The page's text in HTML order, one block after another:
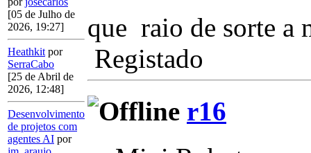
[05 de Julho de
2026, 19:27]
Heathkit por
SerraCabo
[25 de Abril de
2026, 12:48]
Desenvolvimento
de projetos com
agentes AI por
que raio de sorte a
Registado
r16